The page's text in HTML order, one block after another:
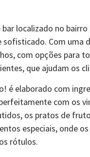
bar localizado no
sofisticado. Com uma
com opções para
que ajudam os
é elaborado com
com os
os pratos de
especiais, onde
rótulos.